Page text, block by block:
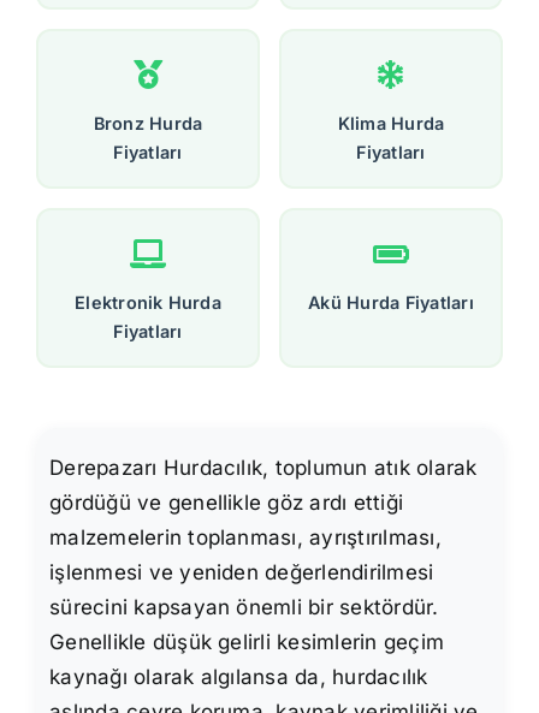
Bronz Hurda
Fiyatları
Klima Hurda
Fiyatları
Elektronik Hurda
Fiyatları
Akü Hurda Fiyatları
Derepazarı Hurdacılık, toplumun atık olarak
gördüğü ve genellikle göz ardı ettiği
malzemelerin toplanması, ayrıştırılması,
işlenmesi ve yeniden değerlendirilmesi
sürecini kapsayan önemli bir sektördür.
Genellikle düşük gelirli kesimlerin geçim
kaynağı olarak algılansa da, hurdacılık